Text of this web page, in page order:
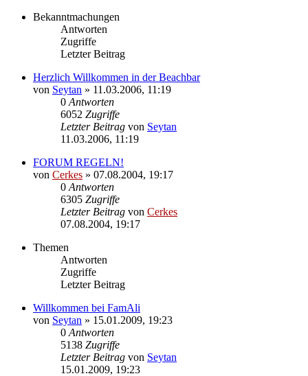
Bekanntmachungen
Antworten
Zugriffe
Letzter Beitrag
Herzlich Willkommen in der Beachbar
von Seytan » 11.03.2006, 11:19
0 Antworten
6052 Zugriffe
Letzter Beitrag von Seytan
11.03.2006, 11:19
FORUM REGELN!
von Cerkes » 07.08.2004, 19:17
0 Antworten
6305 Zugriffe
Letzter Beitrag von Cerkes
07.08.2004, 19:17
Themen
Antworten
Zugriffe
Letzter Beitrag
Willkommen bei FamAli
von Seytan » 15.01.2009, 19:23
0 Antworten
5138 Zugriffe
Letzter Beitrag von Seytan
15.01.2009, 19:23